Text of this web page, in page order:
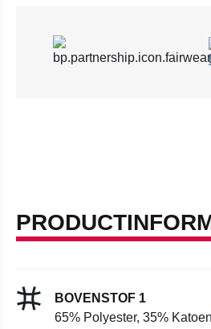
BOVENSTOF 1
65% Polyester, 35% Katoen